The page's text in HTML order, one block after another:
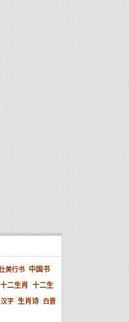
美行书
中国书
十二生肖 十二生
汉字 生肖诗 白晋